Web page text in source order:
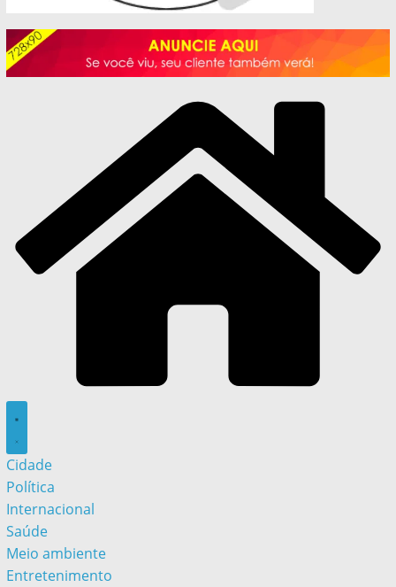
Cidade
Política
Internacional
Saúde
Meio ambiente
Entretenimento